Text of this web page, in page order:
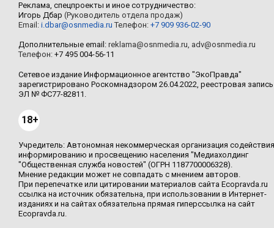
Реклама, спецпроекты и иное сотрудничество:
Игорь Дбар (Руководитель отдела продаж)
Email: i.dbar@osnmedia.ru Телефон: +7 909 936-02-90
Дополнительные email: reklama@osnmedia.ru, adv@osnmedia.ru
Телефон: +7 495 004-56-11
Сетевое издание Информационное агентство "ЭкоПравда"
зарегистрировано Роскомнадзором 26.04.2022, реестровая запись
ЭЛ № ФС77-82811.
18+
Учредитель: Автономная некоммерческая организация содействия
информированию и просвещению населения "Медиахолдинг
"Общественная служба новостей" (ОГРН 1187700006328).
Мнение редакции может не совпадать с мнением авторов.
При перепечатке или цитировании материалов сайта Ecopravda.ru
ссылка на источник обязательна, при использовании в Интернет-
изданиях и на сайтах обязательна прямая гиперссылка на сайт
Ecopravda.ru.